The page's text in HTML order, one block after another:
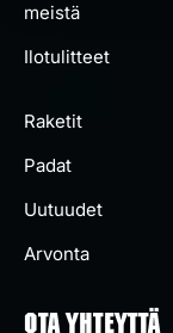
meistä
Ilotulitteet
Raketit
Padat
Uutuudet
Arvonta
OTA YHTEYTTÄ